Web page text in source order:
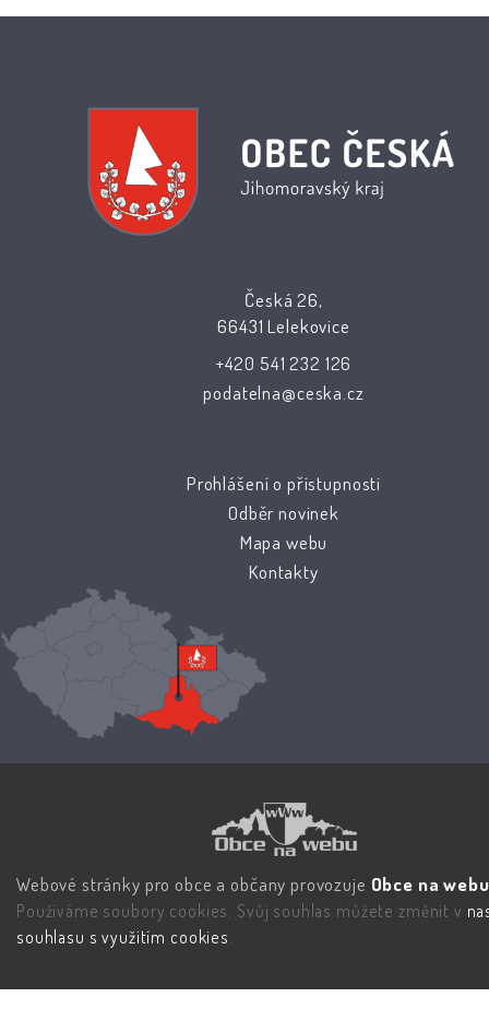
Česká 26,
66431 Lelekovice
+420 541 232 126
podatelna@ceska.cz
Prohlášení o přístupnosti
Odběr novinek
Mapa webu
Kontakty
Webové stránky pro obce a občany provozuje Obce na
Používáme soubory cookies. Svůj souhlas můžete změnit v
souhlasu s využitím cookies.